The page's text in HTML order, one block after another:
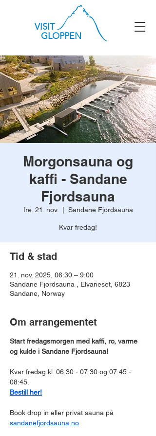
VISIT
GLOPPEN
Morgonsauna og
kaffi - Sandane
Fjordsauna
fre. 21. nov. Sandane Fjordsauna
Kvar fredag!
Tid & stad
21. nov. 2025, 06:30 – 9:00
Sandane Fjordsauna , Elvaneset, 6823
Sandane, Norway
Om arrangementet
Start fredagsmorgen med kaffi, ro, varme
og kulde i Sandane Fjordsauna!
Kvar fredag kl. 06:30 - 07:30 og 07:45 -
08:45.
Bestill her!
Book drop in eller privat sauna på
sandanefjordsauna.no